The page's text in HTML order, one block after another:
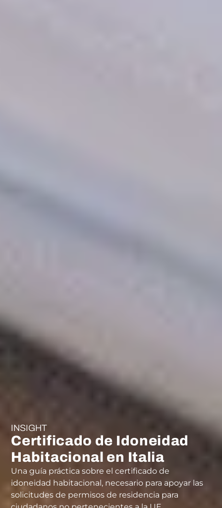
INSIGHT
Certificado de Idoneidad
Habitacional en Italia
Una guía práctica sobre el certificado de
idoneidad habitacional, necesario para apoyar las
solicitudes de permisos de residencia para